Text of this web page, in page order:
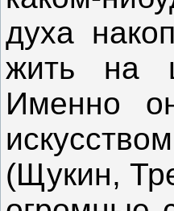
духа
жить на
Именно
(Щукин,